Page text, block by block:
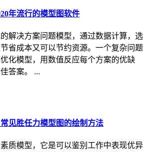
年流行的模型图软件
解决方案问题模型，通过数据计算，选
省成本又可以节约资源。一个复杂问题
化模型，用数值反应每个方案的优缺
答案。 ...
见胜任力模型图的绘制方法
质模型，它是可以鉴别工作中表现优异